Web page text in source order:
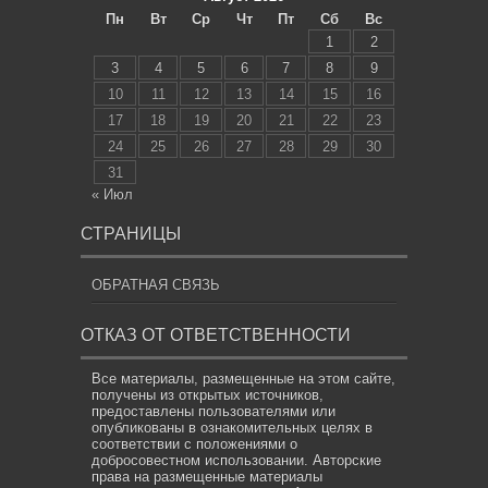
Пн
Вт Ср Чт Пт Сб
Вс
1
2
3
4 5 6 7 8
9
10
11 12 13 14 15
16
17
18 19 20 21 22
23
24
25 26 27 28 29
30
31
« Июл
СТРАНИЦЫ
ОБРАТНАЯ СВЯЗЬ
ОТКАЗ ОТ ОТВЕТСТВЕННОСТИ
Все материалы, размещенные на этом сайте,
получены из открытых источников,
предоставлены пользователями или
опубликованы в ознакомительных целях в
соответствии с положениями о
добросовестном использовании. Авторские
права на размещенные материалы